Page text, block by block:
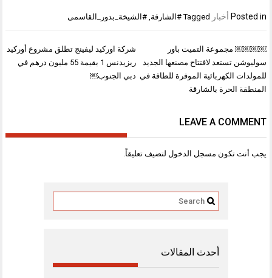
Posted in أخبار Tagged #الشارقة,#الشيخة_بدور_القاسمى
تصفّح
المقالات
شركة اوركيد ليفينج تطلق مشروع أوركيد
ريزيدنس 1 بقيمة 55 مليون درهم في
دبي الجنوب￼
￼￼￼￼ مجموعة التميت باور
سوليوشن تستعد لافتتاح مصنعها الجديد
للمولدات الكهربائية الموفرة للطاقة في
المنطقة الحرة بالشارقة
LEAVE A COMMENT
يجب أنت تكون مسجل الدخول لتضيف تعليقاً.
أحدث المقالات